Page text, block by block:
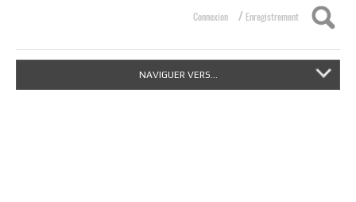
Connexion / Enregistrement
NAVIGUER VERS...